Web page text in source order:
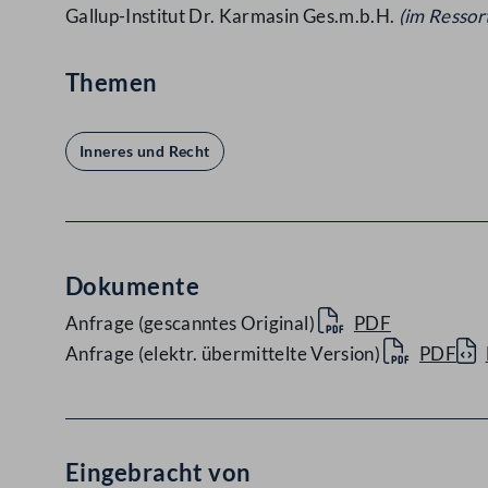
Gallup-Institut Dr. Karmasin Ges.m.b.H. (im
Themen
Inneres und Recht
Dokumente
Anfrage (gescanntes Original)
PDF
Anfrage (elektr. übermittelte Version)
PDF
Eingebracht von